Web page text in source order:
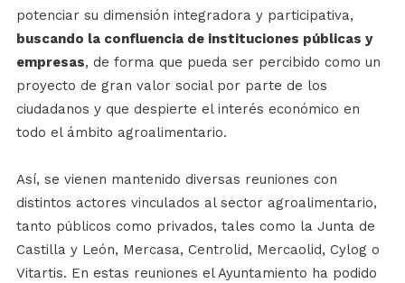
potenciar su dimensión integradora y participativa,
buscando la confluencia de instituciones públicas y
empresas, de forma que pueda ser percibido como un
proyecto de gran valor social por parte de los
ciudadanos y que despierte el interés económico en
todo el ámbito agroalimentario.
Así, se vienen mantenido diversas reuniones con
distintos actores vinculados al sector agroalimentario,
tanto públicos como privados, tales como la Junta de
Castilla y León, Mercasa, Centrolid, Mercaolid, Cylog o
Vitartis. En estas reuniones el Ayuntamiento ha podido